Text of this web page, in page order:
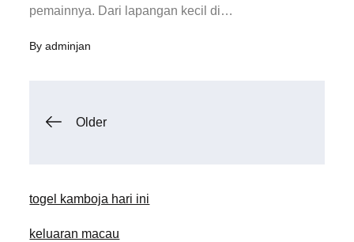
pemainnya. Dari lapangan kecil di…
Byadminjan
Posts
Older
togel kamboja hari ini
keluaran macau